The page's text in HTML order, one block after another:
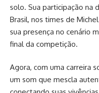
solo. Sua participação na
Brasil, nos times de
sua presença no cenário
final da competição.
Agora, com uma carreira
um som que mescla